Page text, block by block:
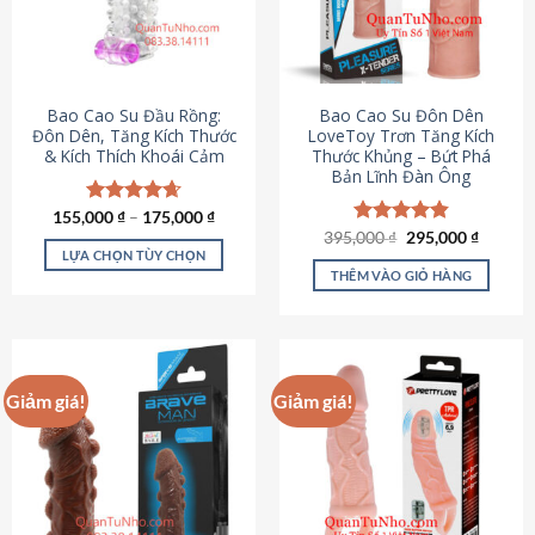
chọn
có
chọn
trên
trang
sản
phẩm
Bao Cao Su Đầu Rồng:
Đôn Dên, Tăng Kích Thước
& Kích Thích Khoái Cảm
Được xếp
hạng4.69
5 sao
155,000₫ – 175,000₫
LỰA CHỌN TÙY CHỌN
nhiều
biến
thể.
Các
tùy
chọn
Bao Cao Su Đôn Dên
LoveToy Trơn Tăng Kích
Thước Khủng – Bứt Phá
Bản Lĩnh Đàn Ông
Được xếp
hạng4.82
5 sao
395,000₫ Giá
là:
395,000 ₫.
295,000₫Giá
tại
THÊM VÀO GIỎ HÀNG
Giảm giá! Giảm giá!